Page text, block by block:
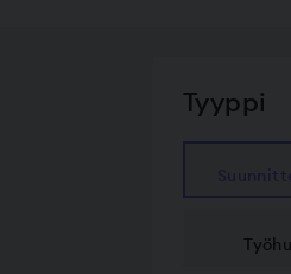
Tyyppi